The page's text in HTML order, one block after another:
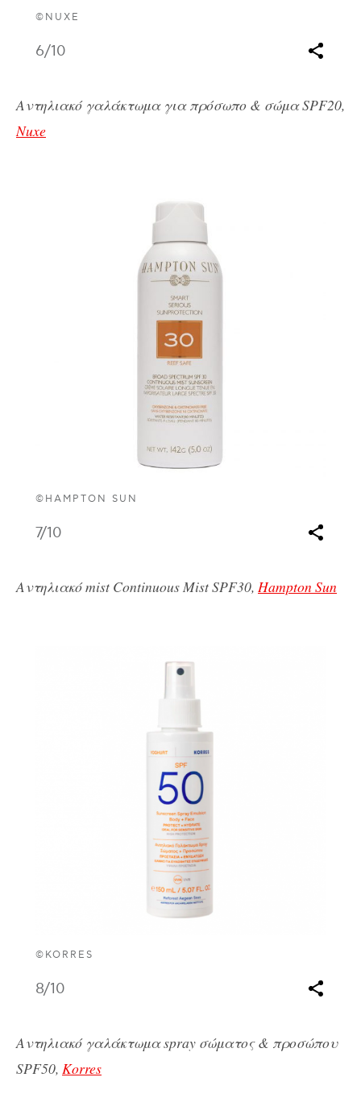
©NUXE
6/10
Αντηλιακό γαλάκτωμα για πρόσωπο & σώμα SPF20,
Nuxe
©HAMPTON SUN
7/10
Αντηλιακό mist Continuous Mist SPF30, Hampton Sun
©KORRES
8/10
Αντηλιακό γαλάκτωμα spray σώματος & προσώπου
SPF50, Korres